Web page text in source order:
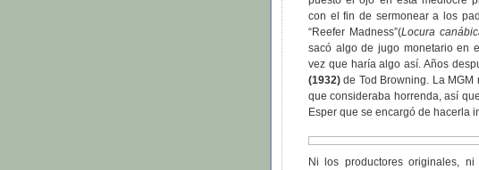
con el fin de sermonear a los
“Reefer Madness”(Locura
sacó algo de jugo monetario en
vez que haría algo así. Años
(1932) de Tod Browning. La
que consideraba horrenda, así
Esper que se encargó de hacerla
Ni los productores originales,